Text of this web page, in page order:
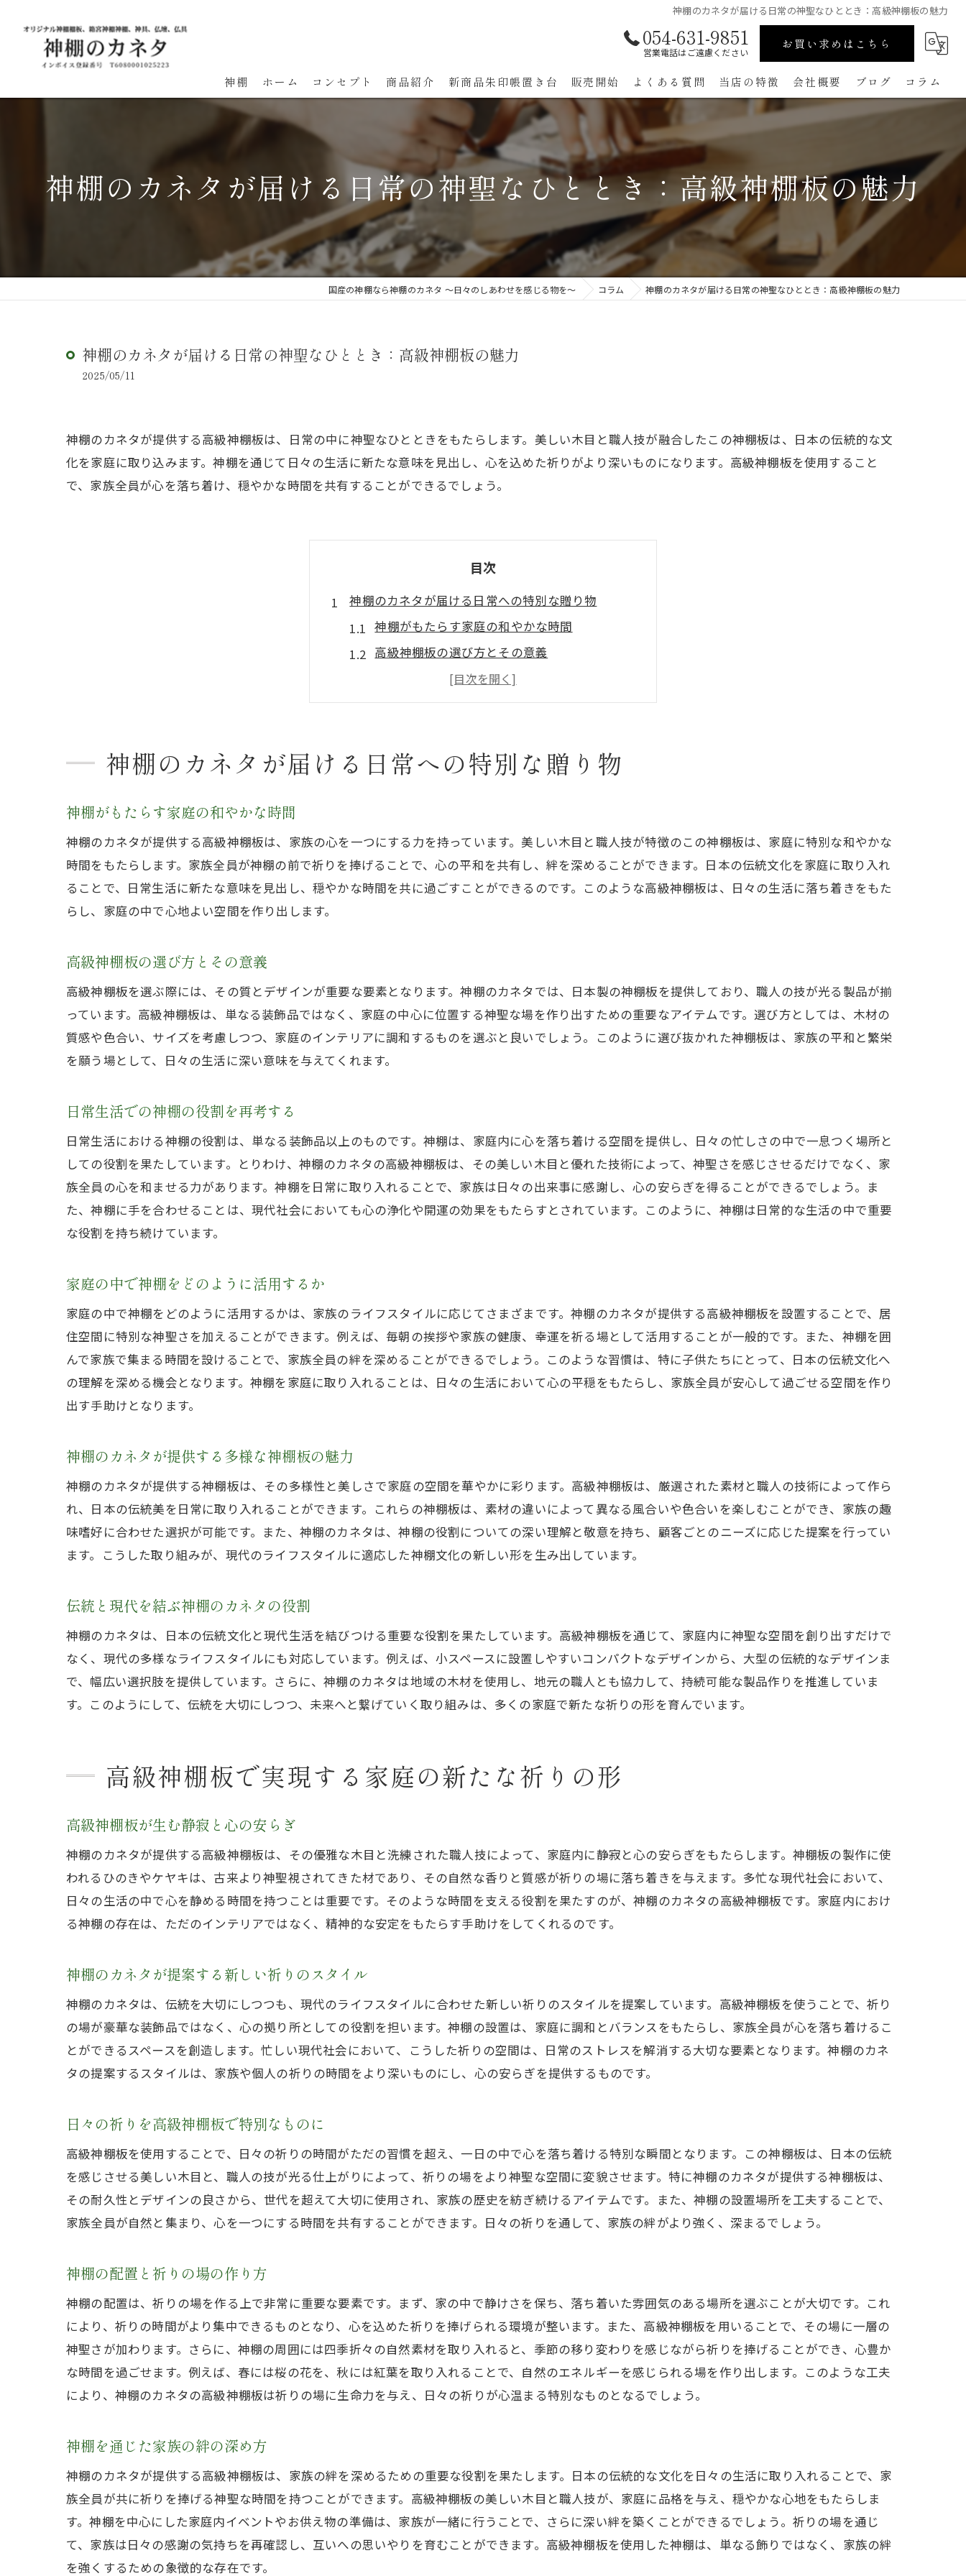
神棚のカネタが届ける日常の神聖なひととき：高級神棚板の魅力
054-631-9851
営業電話はご遠慮ください
お買い求めはこちら
神棚 ホーム コンセプト 商品紹介 新商品朱印帳置き台 販売開始 よくある質問 当店の特徴
手作り
コンパクト
会社概要 ブログ コラム
神棚のカネタが届ける日常の神聖なひととき：高級神棚板の魅力
国産の神棚なら神棚のカネタ ～日々のしあわせを感じる物を～ コラム 神棚のカネタが届ける日常の神聖なひととき：高級神棚板の魅力
神棚のカネタが届ける日常の神聖なひととき：高級神棚板の魅力
2025/05/11
神棚のカネタが提供する高級神棚板は、日常の中に神聖なひとときをもたらします。美しい木目と職人技が融合したこの神棚板は、日本の伝統的な文
化を家庭に取り込みます。神棚を通じて日々の生活に新たな意味を見出し、心を込めた祈りがより深いものになります。高級神棚板を使用すること
で、家族全員が心を落ち着け、穏やかな時間を共有することができるでしょう。
目次
神棚のカネタが届ける日常への特別な贈り物
神棚がもたらす家庭の和やかな時間
高級神棚板の選び方とその意義
日常生活での神棚の役割を再考する
家庭の中で神棚をどのように活用するか
伝統と現代を結ぶ神棚のカネタの役割
高級神棚板で実現する家庭の新たな祈りの形
神棚のカネタが提案する新しい祈りのスタイル
日々の祈りを高級神棚板で特別なものに
神棚の配置と祈りの場の作り方
神棚を通じて感じる日本の四季
伝統文化としての神棚の意義
和の心を育む神棚の役割
現代の生活に合った神棚の形とは
神棚のカネタの高級神棚板がもたらす心の安らぎ
心を落ち着ける神棚の効果
高級神棚板が作る瞑想の空間
日常のストレスを和らげる神棚の使い方
職人技が光る高級神棚板で日々を彩る
職人の手仕事が生み出す神棚の美しさ
高級神棚板の製作過程に迫る
神棚が持つアートとしての価値
神棚で心を込めた祈りをより深く感じる方法
神棚を通じて日々の祈りを豊かにする
祈りの時間を特別にする神棚の配置術
家族で行う神棚を使った新たな儀式
神棚を通じて得られる心の解放
家族全員で共有する神棚の特別なひととき
家族の結びつきを強める神棚の時間
家族全員で楽しむ神棚の飾り方
神棚を通じて家族の歴史を紡ぐ
高級神棚板を通じて生活に新たな意味を見出す
神棚のカネタが提案する生活の質向上
日々の暮らしに神棚を取り入れる利点
新たな視点で楽しむ神棚のある生活
神棚が日常に与える精神的な豊かさ
神棚のカネタが届ける日常への特別な贈り物
神棚がもたらす家庭の和やかな時間
神棚のカネタが提供する高級神棚板は、家族の心を一つにする力を持っています。美しい木目と職人技が特徴のこの神棚板は、家庭に特別な和やかな
時間をもたらします。家族全員が神棚の前で祈りを捧げることで、心の平和を共有し、絆を深めることができます。日本の伝統文化を家庭に取り入れ
ることで、日常生活に新たな意味を見出し、穏やかな時間を共に過ごすことができるのです。このような高級神棚板は、日々の生活に落ち着きをもた
らし、家庭の中で心地よい空間を作り出します。
高級神棚板の選び方とその意義
高級神棚板を選ぶ際には、その質とデザインが重要な要素となります。神棚のカネタでは、日本製の神棚板を提供しており、職人の技が光る製品が揃
っています。高級神棚板は、単なる装飾品ではなく、家庭の中心に位置する神聖な場を作り出すための重要なアイテムです。選び方としては、木材の
質感や色合い、サイズを考慮しつつ、家庭のインテリアに調和するものを選ぶと良いでしょう。このように選び抜かれた神棚板は、家族の平和と繁栄
を願う場として、日々の生活に深い意味を与えてくれます。
日常生活での神棚の役割を再考する
日常生活における神棚の役割は、単なる装飾品以上のものです。神棚は、家庭内に心を落ち着ける空間を提供し、日々の忙しさの中で一息つく場所と
しての役割を果たしています。とりわけ、神棚のカネタの高級神棚板は、その美しい木目と優れた技術によって、神聖さを感じさせるだけでなく、家
族全員の心を和ませる力があります。神棚を日常に取り入れることで、家族は日々の出来事に感謝し、心の安らぎを得ることができるでしょう。ま
た、神棚に手を合わせることは、現代社会においても心の浄化や開運の効果をもたらすとされています。このように、神棚は日常的な生活の中で重要
な役割を持ち続けています。
家庭の中で神棚をどのように活用するか
家庭の中で神棚をどのように活用するかは、家族のライフスタイルに応じてさまざまです。神棚のカネタが提供する高級神棚板を設置することで、居
住空間に特別な神聖さを加えることができます。例えば、毎朝の挨拶や家族の健康、幸運を祈る場として活用することが一般的です。また、神棚を囲
んで家族で集まる時間を設けることで、家族全員の絆を深めることができるでしょう。このような習慣は、特に子供たちにとって、日本の伝統文化へ
の理解を深める機会となります。神棚を家庭に取り入れることは、日々の生活において心の平穏をもたらし、家族全員が安心して過ごせる空間を作り
出す手助けとなります。
神棚のカネタが提供する多様な神棚板の魅力
神棚のカネタが提供する神棚板は、その多様性と美しさで家庭の空間を華やかに彩ります。高級神棚板は、厳選された素材と職人の技術によって作ら
れ、日本の伝統美を日常に取り入れることができます。これらの神棚板は、素材の違いによって異なる風合いや色合いを楽しむことができ、家族の趣
味嗜好に合わせた選択が可能です。また、神棚のカネタは、神棚の役割についての深い理解と敬意を持ち、顧客ごとのニーズに応じた提案を行ってい
ます。こうした取り組みが、現代のライフスタイルに適応した神棚文化の新しい形を生み出しています。
伝統と現代を結ぶ神棚のカネタの役割
神棚のカネタは、日本の伝統文化と現代生活を結びつける重要な役割を果たしています。高級神棚板を通じて、家庭内に神聖な空間を創り出すだけで
なく、現代の多様なライフスタイルにも対応しています。例えば、小スペースに設置しやすいコンパクトなデザインから、大型の伝統的なデザインま
で、幅広い選択肢を提供しています。さらに、神棚のカネタは地域の木材を使用し、地元の職人とも協力して、持続可能な製品作りを推進していま
す。このようにして、伝統を大切にしつつ、未来へと繋げていく取り組みは、多くの家庭で新たな祈りの形を育んでいます。
高級神棚板で実現する家庭の新たな祈りの形
高級神棚板が生む静寂と心の安らぎ
神棚のカネタが提供する高級神棚板は、その優雅な木目と洗練された職人技によって、家庭内に静寂と心の安らぎをもたらします。神棚板の製作に使
われるひのきやケヤキは、古来より神聖視されてきた材であり、その自然な香りと質感が祈りの場に落ち着きを与えます。多忙な現代社会において、
日々の生活の中で心を静める時間を持つことは重要です。そのような時間を支える役割を果たすのが、神棚のカネタの高級神棚板です。家庭内におけ
る神棚の存在は、ただのインテリアではなく、精神的な安定をもたらす手助けをしてくれるのです。
神棚のカネタが提案する新しい祈りのスタイル
神棚のカネタは、伝統を大切にしつつも、現代のライフスタイルに合わせた新しい祈りのスタイルを提案しています。高級神棚板を使うことで、祈り
の場が豪華な装飾品ではなく、心の拠り所としての役割を担います。神棚の設置は、家庭に調和とバランスをもたらし、家族全員が心を落ち着けるこ
とができるスペースを創造します。忙しい現代社会において、こうした祈りの空間は、日常のストレスを解消する大切な要素となります。神棚のカネ
タの提案するスタイルは、家族や個人の祈りの時間をより深いものにし、心の安らぎを提供するものです。
日々の祈りを高級神棚板で特別なものに
高級神棚板を使用することで、日々の祈りの時間がただの習慣を超え、一日の中で心を落ち着ける特別な瞬間となります。この神棚板は、日本の伝統
を感じさせる美しい木目と、職人の技が光る仕上がりによって、祈りの場をより神聖な空間に変貌させます。特に神棚のカネタが提供する神棚板は、
その耐久性とデザインの良さから、世代を超えて大切に使用され、家族の歴史を紡ぎ続けるアイテムです。また、神棚の設置場所を工夫することで、
家族全員が自然と集まり、心を一つにする時間を共有することができます。日々の祈りを通して、家族の絆がより強く、深まるでしょう。
神棚の配置と祈りの場の作り方
神棚の配置は、祈りの場を作る上で非常に重要な要素です。まず、家の中で静けさを保ち、落ち着いた雰囲気のある場所を選ぶことが大切です。これ
により、祈りの時間がより集中できるものとなり、心を込めた祈りを捧げられる環境が整います。また、高級神棚板を用いることで、その場に一層の
神聖さが加わります。さらに、神棚の周囲には四季折々の自然素材を取り入れると、季節の移り変わりを感じながら祈りを捧げることができ、心豊か
な時間を過ごせます。例えば、春には桜の花を、秋には紅葉を取り入れることで、自然のエネルギーを感じられる場を作り出します。このような工夫
により、神棚のカネタの高級神棚板は祈りの場に生命力を与え、日々の祈りが心温まる特別なものとなるでしょう。
神棚を通じた家族の絆の深め方
神棚のカネタが提供する高級神棚板は、家族の絆を深めるための重要な役割を果たします。日本の伝統的な文化を日々の生活に取り入れることで、家
族全員が共に祈りを捧げる神聖な時間を持つことができます。高級神棚板の美しい木目と職人技が、家庭に品格を与え、穏やかな心地をもたらしま
す。神棚を中心にした家庭内イベントやお供え物の準備は、家族が一緒に行うことで、さらに深い絆を築くことができるでしょう。祈りの場を通じ
て、家族は日々の感謝の気持ちを再確認し、互いへの思いやりを育むことができます。高級神棚板を使用した神棚は、単なる飾りではなく、家族の絆
を強くするための象徴的な存在です。